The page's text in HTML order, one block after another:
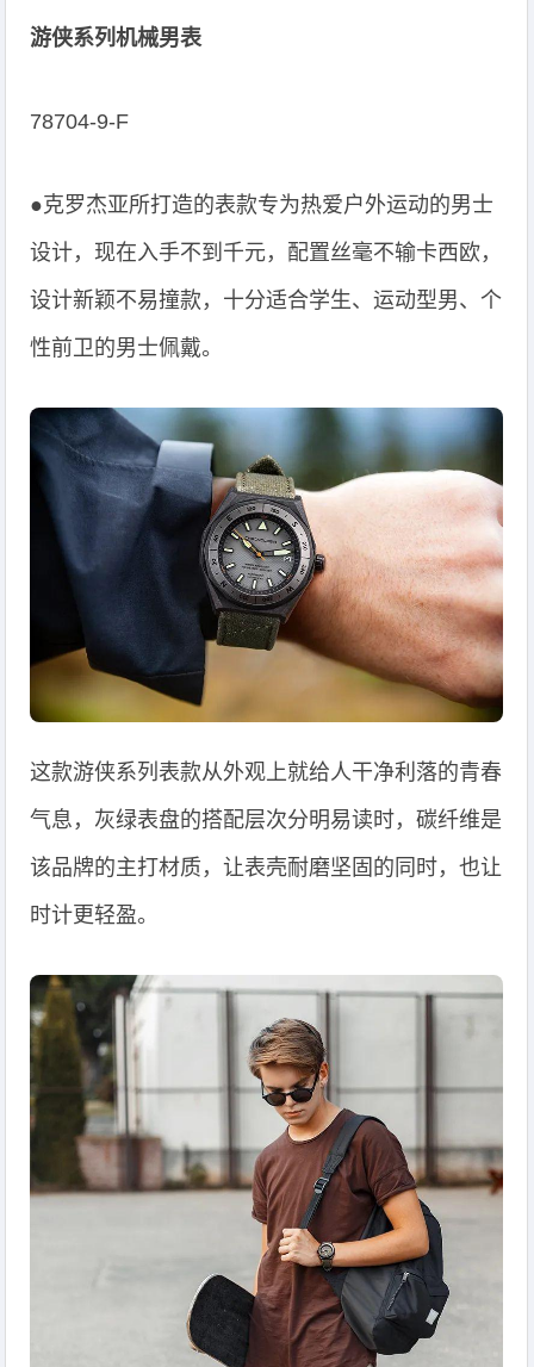
游侠系列机械男表
78704-9-F
●克罗杰亚所打造的表款专为热爱户外运动的男士
设计，现在入手不到千元，配置丝毫不输卡西欧，
设计新颖不易撞款，十分适合学生、运动型男、个
性前卫的男士佩戴。
这款游侠系列表款从外观上就给人干净利落的青春
气息，灰绿表盘的搭配层次分明易读时，碳纤维是
该品牌的主打材质，让表壳耐磨坚固的同时，也让
时计更轻盈。